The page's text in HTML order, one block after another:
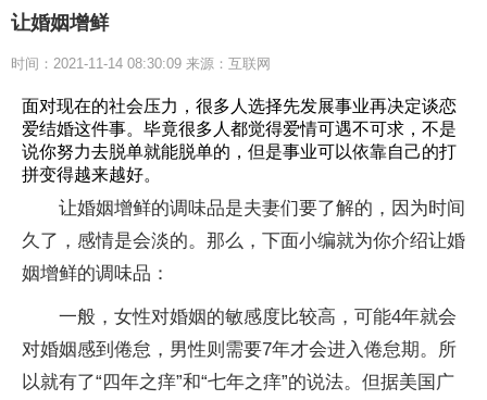
让婚姻增鲜
时间：2021-11-14 08:30:09 来源：互联网
面对现在的社会压力，很多人选择先发展事业再决定谈恋
爱结婚这件事。毕竟很多人都觉得爱情可遇不可求，不是
说你努力去脱单就能脱单的，但是事业可以依靠自己的打
拼变得越来越好。
让婚姻增鲜的调味品是夫妻们要了解的，因为时间
久了，感情是会淡的。那么，下面小编就为你介绍让婚
姻增鲜的调味品：
一般，女性对婚姻的敏感度比较高，可能4年就会
对婚姻感到倦怠，男性则需要7年才会进入倦怠期。所
以就有了“四年之痒”和“七年之痒”的说法。但据美国广